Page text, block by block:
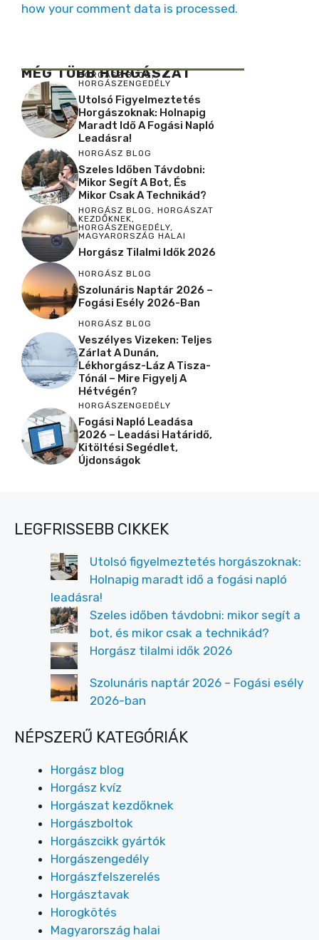
how your comment data is processed.
MÉG TÖBB HORGÁSZAT
HORGÁSZ BLOG,
HORGÁSZENGEDÉLY
Utolsó Figyelmeztetés
Horgászoknak: Holnapig
Maradt Idő A Fogási Napló
Leadásra!
HORGÁSZ BLOG
Szeles Időben Távdobni:
Mikor Segít A Bot, És
Mikor Csak A Technikád?
HORGÁSZ BLOG , HORGÁSZAT
KEZDŐKNEK,
HORGÁSZENGEDÉLY,
MAGYARORSZÁG HALAI
Horgász Tilalmi Idők 2026
HORGÁSZ BLOG
Szolunáris Naptár 2026 –
Fogási Esély 2026-Ban
HORGÁSZ BLOG
Veszélyes Vizeken: Teljes
Zárlat A Dunán,
Lékhorgász-Láz A Tisza-
Tónál – Mire Figyelj A
Hétvégén?
HORGÁSZENGEDÉLY
Fogási Napló Leadása
2026 – Leadási Határidő,
Kitöltési Segédlet,
Újdonságok
LEGFRISSEBB CIKKEK
Utolsó figyelmeztetés horgászoknak:
Holnapig maradt idő a fogási napló
leadásra!
Szeles időben távdobni: mikor segít a
bot, és mikor csak a technikád?
Horgász tilalmi idők 2026
Szolunáris naptár 2026 – Fogási esély
2026-ban
NÉPSZERŰ KATEGÓRIÁK
Horgász blog
Horgász kvíz
Horgászat kezdőknek
Horgászboltok
Horgászcikk gyártók
Horgászengedély
Horgászfelszerelés
Horgásztavak
Horogkötés
Magyarország halai